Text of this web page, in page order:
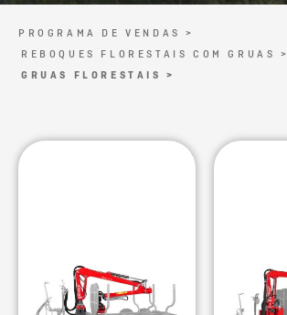
PROGRAMA DE VENDAS >
REBOQUES FLORESTAIS COM GRUAS >
GRUAS FLORESTAIS >